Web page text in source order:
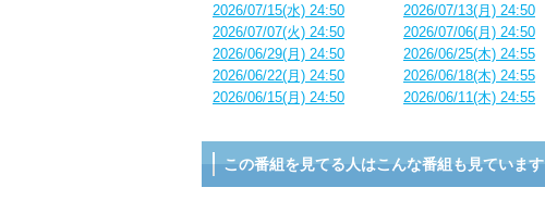
2026/07/15(水) 24:50
2026/07/13(月) 24:50
2026/07/07(火) 24:50
2026/07/06(月) 24:50
2026/06/29(月) 24:50
2026/06/25(木) 24:55
2026/06/22(月) 24:50
2026/06/18(木) 24:55
2026/06/15(月) 24:50
2026/06/11(木) 24:55
この番組を見てる人はこんな番組も見ています